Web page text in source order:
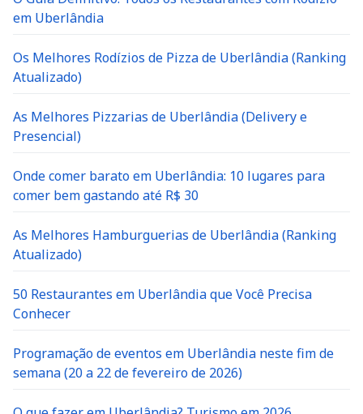
em Uberlândia
Os Melhores Rodízios de Pizza de Uberlândia (Ranking
Atualizado)
As Melhores Pizzarias de Uberlândia (Delivery e
Presencial)
Onde comer barato em Uberlândia: 10 lugares para
comer bem gastando até R$ 30
As Melhores Hamburguerias de Uberlândia (Ranking
Atualizado)
50 Restaurantes em Uberlândia que Você Precisa
Conhecer
Programação de eventos em Uberlândia neste fim de
semana (20 a 22 de fevereiro de 2026)
O que fazer em Uberlândia? Turismo em 2026